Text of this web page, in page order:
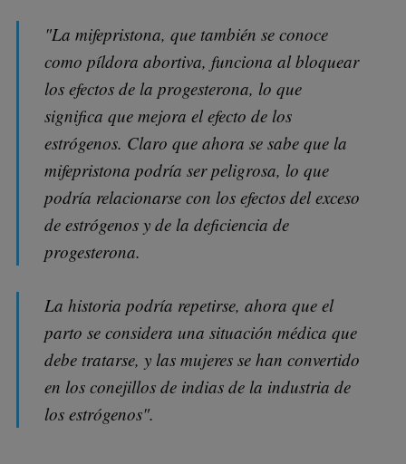
"La mifepristona, que también se conoce
como píldora abortiva, funciona al bloquear
los efectos de la progesterona, lo que
significa que mejora el efecto de los
estrógenos. Claro que ahora se sabe que la
mifepristona podría ser peligrosa, lo que
podría relacionarse con los efectos del exceso
de estrógenos y de la deficiencia de
progesterona.
La historia podría repetirse, ahora que el
parto se considera una situación médica que
debe tratarse, y las mujeres se han convertido
en los conejillos de indias de la industria de
los estrógenos".